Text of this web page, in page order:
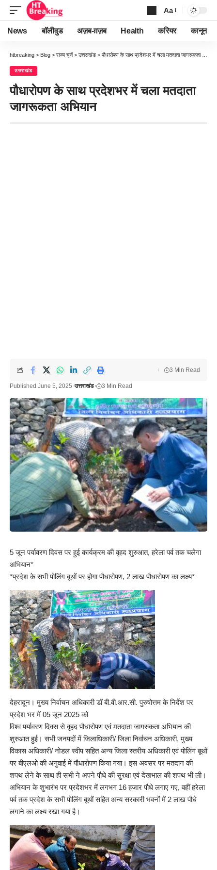
Font
Resizer
Aa
News बॉलीवुड अज़ब-ग़ज़ब Health करियर कानून
htbreaking > Blog > राज्य चुनें > उत्तराखंड > पौधारोपण के साथ प्रदेशभर में चला मतदाता जागरूकता अभियान
उत्तराखंड
पौधारोपण के साथ प्रदेशभर में चला मतदाता
जागरूकता अभियान
Published June 5, 2025 उत्तराखंड 3 Min Read
3 Min Read
5 जून पर्यावरण दिवस पर हुई कार्यक्रम की वृहद शुरुआत, हरेला पर्व तक चलेगा
अभियान*
*प्रदेश के सभी पोलिंग बूथों पर होगा पौधारोपण, 2 लाख पौधारोपण का लक्ष्य*
देहरादून। मुख्य निर्वाचन अधिकारी डॉ बी.वी.आर.सी. पुरुषोत्तम के निर्देश पर
प्रदेश भर में 05 जून 2025 को
विश्व पर्यावरण दिवस से वृहद पौधारोपण एवं मतदाता जागरुकता अभियान की
शुरुआत हुई। सभी जनपदों में जिलाधिकारी/ जिला निर्वाचन अधिकारी, मुख्य
विकास अधिकारी/ नोडल स्वीप सहित अन्य जिला स्तरीय अधिकारी एवं पोलिंग बूथों
पर बीएलओ की अगुवाई में पौधारोपण किया गया। इस अवसर पर मतदान की
शपथ लेने के साथ ही सभी ने अपने पौधे की सुरक्षा एवं देखभाल की शपथ भी ली।
अभियान के शुभारंभ पर प्रदेशभर में लगभग 16 हजार पौधे लगाए गए, वहीं हरेला
पर्व तक प्रदेश के सभी पोलिंग बूथों सहित अन्य सरकारी भवनों में 2 लाख पौधे
लगाने का लक्ष्य रखा गया है।